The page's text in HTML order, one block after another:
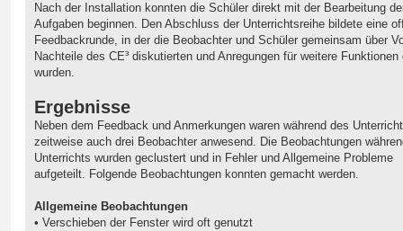
Nach der Installation konnten die Schüler direkt mit der Bearbeitung
Aufgaben beginnen. Den Abschluss der Unterrichtsreihe bildete eine
Feedbackrunde, in der die Beobachter und Schüler gemeinsam über
Nachteile des CE³ diskutierten und Anregungen für weitere Funktionen
wurden.
Ergebnisse
Neben dem Feedback und Anmerkungen waren während des
zeitweise auch drei Beobachter anwesend. Die Beobachtungen
Unterrichts wurden geclustert und in Fehler und Allgemeine Probleme
aufgeteilt. Folgende Beobachtungen konnten gemacht werden.
Allgemeine Beobachtungen
• Verschieben der Fenster wird oft genutzt